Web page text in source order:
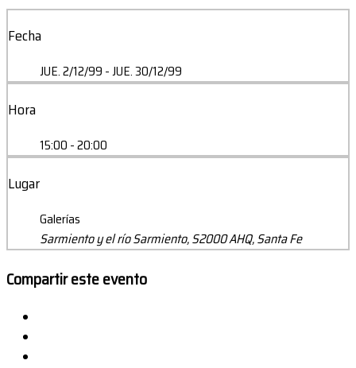
Fecha
JUE. 2/12/99 - JUE. 30/12/99
Hora
15:00 - 20:00
Lugar
Galerías
Sarmiento y el río Sarmiento, S2000 AHQ, Santa Fe
Compartir este evento